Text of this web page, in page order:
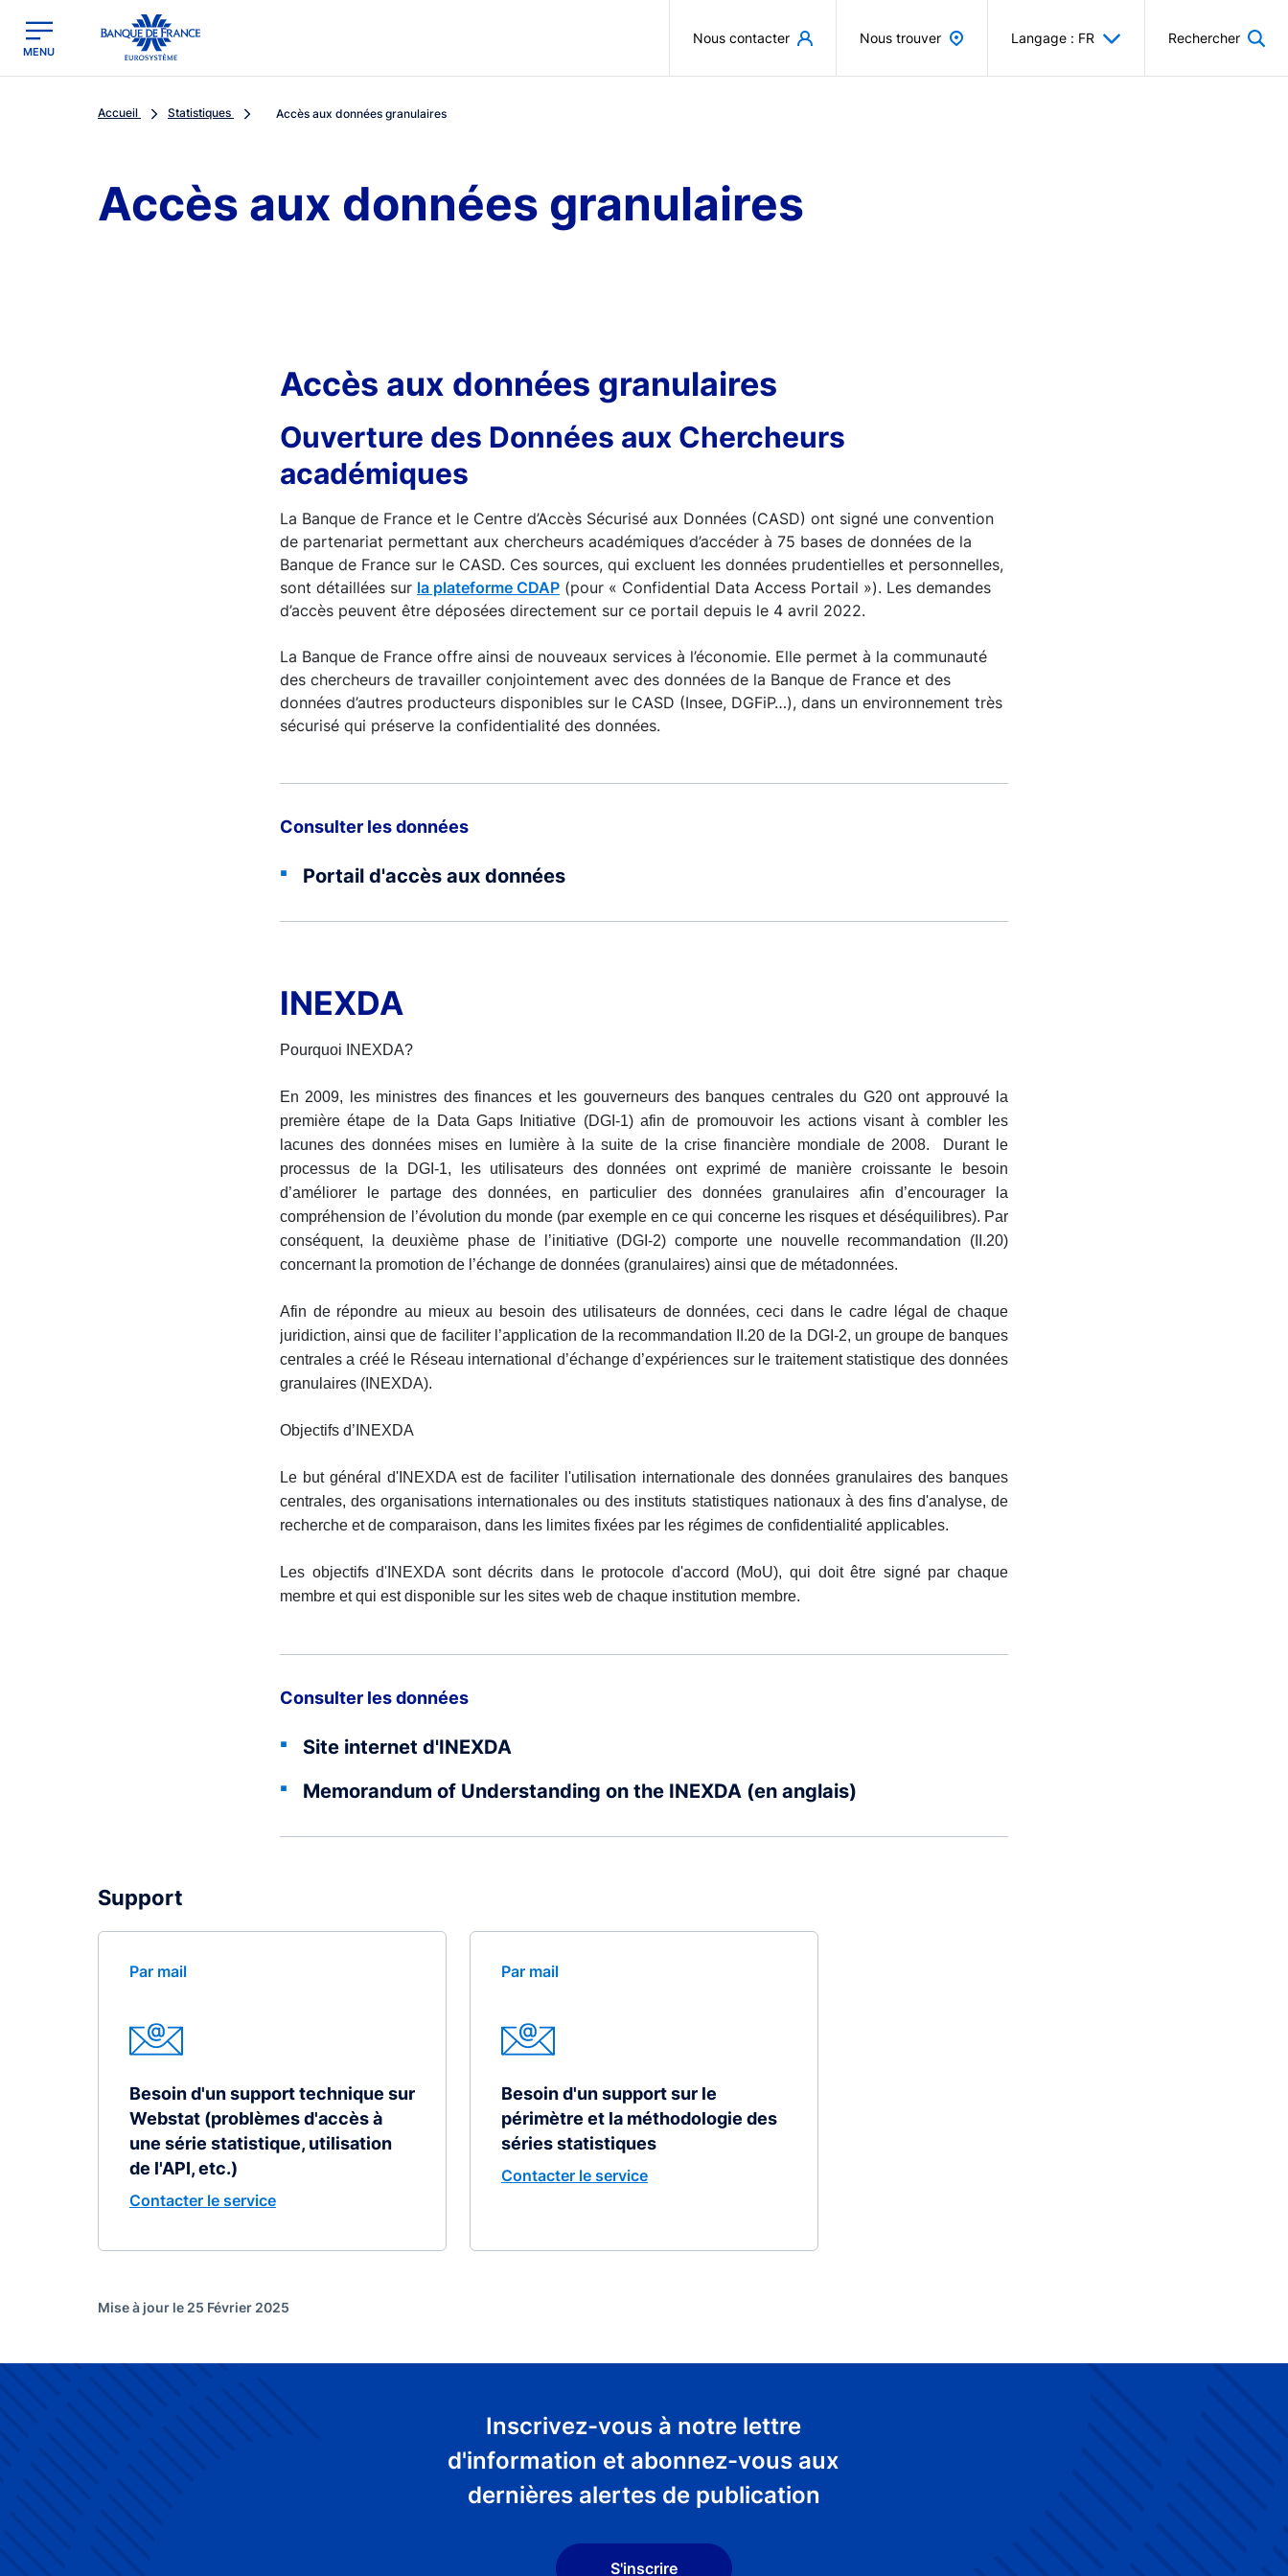
Banque de France - Menu Principal
MENU
Nous contacter Nous trouver Langage : FR Rechercher
Accueil Statistiques Accès aux données granulaires
Accès aux données granulaires
Accès aux données granulaires
Ouverture des Données aux Chercheurs
académiques
La Banque de France et le Centre d’Accès Sécurisé aux Données (CASD) ont signé une convention
de partenariat permettant aux chercheurs académiques d’accéder à 75 bases de données de la
Banque de France sur le CASD. Ces sources, qui excluent les données prudentielles et personnelles,
sont détaillées sur la plateforme CDAP (pour « Confidential Data Access Portail »). Les demandes
d’accès peuvent être déposées directement sur ce portail depuis le 4 avril 2022.
La Banque de France offre ainsi de nouveaux services à l’économie. Elle permet à la communauté
des chercheurs de travailler conjointement avec des données de la Banque de France et des
données d’autres producteurs disponibles sur le CASD (Insee, DGFiP…), dans un environnement très
sécurisé qui préserve la confidentialité des données.
Consulter les données
Portail d'accès aux données
INEXDA
Pourquoi INEXDA?
En 2009, les ministres des finances et les gouverneurs des banques centrales du G20 ont approuvé la
première étape de la Data Gaps Initiative (DGI-1) afin de promouvoir les actions visant à combler les
lacunes des données mises en lumière à la suite de la crise financière mondiale de 2008. Durant le
processus de la DGI-1, les utilisateurs des données ont exprimé de manière croissante le besoin
d’améliorer le partage des données, en particulier des données granulaires afin d’encourager la
compréhension de l’évolution du monde (par exemple en ce qui concerne les risques et déséquilibres). Par
conséquent, la deuxième phase de l’initiative (DGI-2) comporte une nouvelle recommandation (II.20)
concernant la promotion de l’échange de données (granulaires) ainsi que de métadonnées.
Afin de répondre au mieux au besoin des utilisateurs de données, ceci dans le cadre légal de chaque
juridiction, ainsi que de faciliter l’application de la recommandation II.20 de la DGI-2, un groupe de banques
centrales a créé le Réseau international d’échange d’expériences sur le traitement statistique des données
granulaires (INEXDA).
Objectifs d’INEXDA
Le but général d'INEXDA est de faciliter l'utilisation internationale des données granulaires des banques
centrales, des organisations internationales ou des instituts statistiques nationaux à des fins d'analyse, de
recherche et de comparaison, dans les limites fixées par les régimes de confidentialité applicables.
Les objectifs d'INEXDA sont décrits dans le protocole d'accord (MoU), qui doit être signé par chaque
membre et qui est disponible sur les sites web de chaque institution membre.
Consulter les données
Site internet d'INEXDA
Memorandum of Understanding on the INEXDA (en anglais)
Support
Par mail
Besoin d'un support technique sur
Webstat (problèmes d'accès à
une série statistique, utilisation
de l'API, etc.)
Contacter le service
Par mail
Besoin d'un support sur le
périmètre et la méthodologie des
séries statistiques
Contacter le service
Mise à jour le 25 Février 2025
Inscrivez-vous à notre lettre
d'information et abonnez-vous aux
dernières alertes de publication
S'inscrire